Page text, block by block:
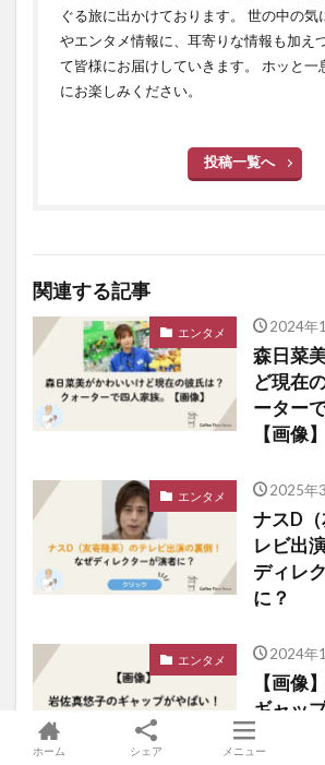
ぐる旅に出かけております。 世の中の気
やエンタメ情報に、耳寄りな情報も加え
て皆様にお届けしていきます。 ホッと一
にお楽しみください。
投稿一覧へ
関連する記事
エンタメ 2024年
森日菜
ど現在
ーター
【画像】
エンタメ 2025年
ナスD
レビ出
ディレ
に？
エンタメ 2024年
【画像
ギャッ
い頃と
ホーム シェア メニュー